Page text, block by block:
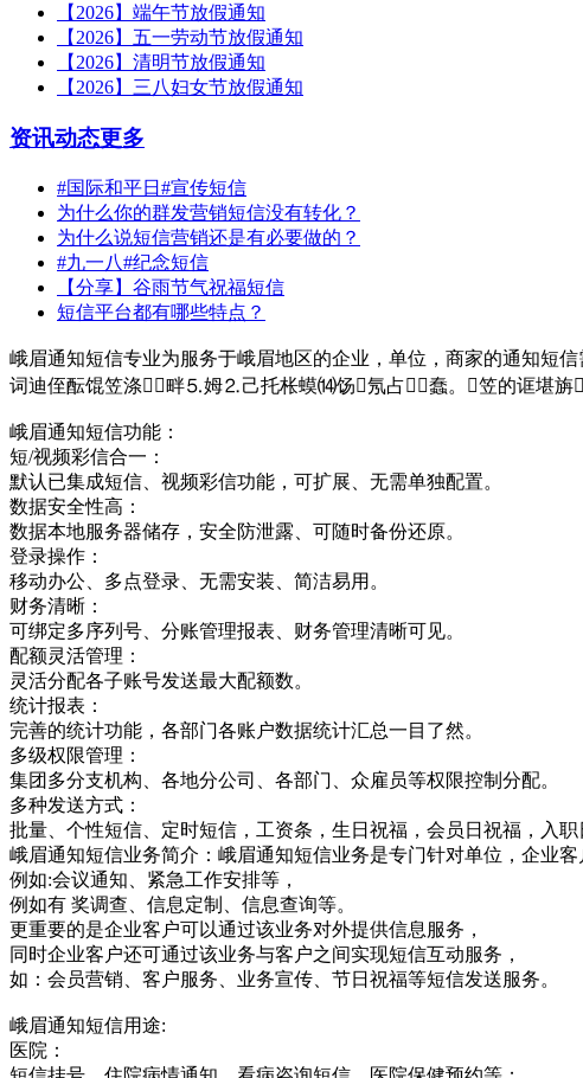
【2026】端午节放假通知
【2026】五一劳动节放假通知
【2026】清明节放假通知
【2026】三八妇女节放假通知
资讯动态更多
#国际和平日#宣传短信
为什么你的群发营销短信没有转化？
为什么说短信营销还是有必要做的？
#九一八#纪念短信
【分享】谷雨节气祝福短信
短信平台都有哪些特点？
峨眉通知短信专业为服务于峨眉地区的企业，单位，商家的通知短
词迪侄酝馄笠涤畔⒌姆⒉己托枨蟆⒁饧氖占⒎蠢。笠的诓堪
峨眉通知短信功能：
短/视频彩信合一：
默认已集成短信、视频彩信功能，可扩展、无需单独配置。
数据安全性高：
数据本地服务器储存，安全防泄露、可随时备份还原。
登录操作：
移动办公、多点登录、无需安装、简洁易用。
财务清晰：
可绑定多序列号、分账管理报表、财务管理清晰可见。
配额灵活管理：
灵活分配各子账号发送最大配额数。
统计报表：
完善的统计功能，各部门各账户数据统计汇总一目了然。
多级权限管理：
集团多分支机构、各地分公司、各部门、众雇员等权限控制分配。
多种发送方式：
批量、个性短信、定时短信，工资条，生日祝福，会员日祝福，入职
峨眉通知短信业务简介：峨眉通知短信业务是专门针对单位，企业
例如:会议通知、紧急工作安排等，
例如有 奖调查、信息定制、信息查询等。
更重要的是企业客户可以通过该业务对外提供信息服务，
同时企业客户还可通过该业务与客户之间实现短信互动服务，
如：会员营销、客户服务、业务宣传、节日祝福等短信发送服务。
峨眉通知短信用途:
医院：